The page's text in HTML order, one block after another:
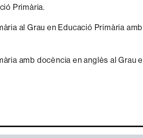
Primària.
al Grau en Educació Primària
amb docència en anglès al Grau